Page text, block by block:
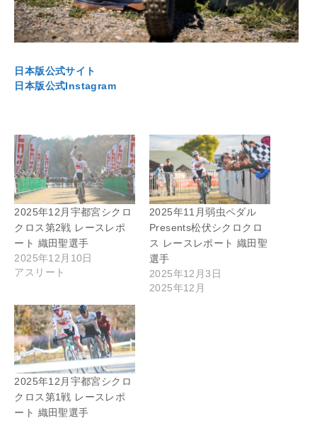
日本版公式サイト
日本版公式Instagram
2025年12月宇都宮シクロ
クロス第2戦 レースレポ
ート 織田聖選手
2025年12月10日
アスリート
2025年11月弱虫ペダル
Presents松伏シクロクロ
ス レースレポート 織田聖
選手
2025年12月3日
2025年12月
2025年12月宇都宮シクロ
クロス第1戦 レースレポ
ート 織田聖選手